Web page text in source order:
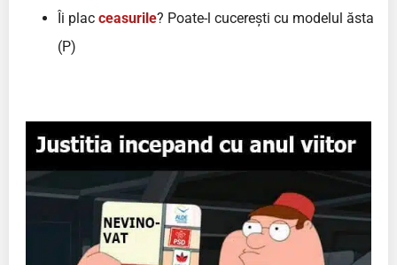
Îi plac ceasurile? Poate-l cucerești cu modelul ăsta
(P)